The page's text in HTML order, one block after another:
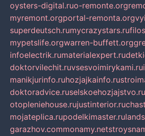
oysters-digital.ruo-remonte.org
myremont.orgportal-remonta.org
superdeutsch.rumycrazystars.ru
mypetslife.orgwarren-buffett.org
infoelectrik.rumaterialexpert.ru
doktorvilechit.ruvsesvoimirykami.ru
manikjurinfo.ruhozjajkainfo.ru
doktoradvice.ruselskoehozjajstvo.ru
otopleniehouse.rujustinterior.ru
mojateplica.rupodelkimaster.ru
garazhov.commonamy.net